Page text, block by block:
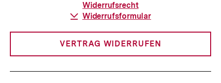
Widerrufsrecht
Download-
Widerrufsformular
VERTRAG WIDERRUFEN